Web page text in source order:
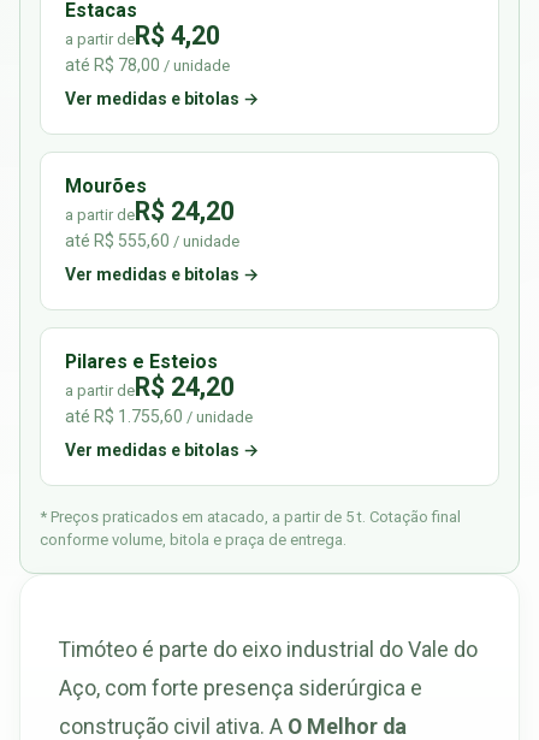
Estacas
a partir deR$ 4,20
até R$ 78,00 / unidade
Ver medidas e bitolas →
Mourões
a partir deR$ 24,20
até R$ 555,60 / unidade
Ver medidas e bitolas →
Pilares e Esteios
a partir deR$ 24,20
até R$ 1.755,60 / unidade
Ver medidas e bitolas →
* Preços praticados em atacado, a partir de 5 t. Cotação final
conforme volume, bitola e praça de entrega.
Timóteo é parte do eixo industrial do Vale do
Aço, com forte presença siderúrgica e
construção civil ativa. A O Melhor da